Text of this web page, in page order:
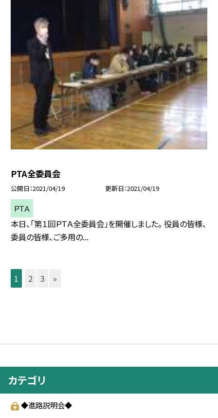
PTA全委員会
公開日 2021/04/19 更新日 2021/04/19
ＰＴＡ
本日、「第１回ＰＴＡ全委員会」を開催しました。 役員の皆様、
委員の皆様、ご多用の...
1 2 3 »
カテゴリ
◆進路説明会◆